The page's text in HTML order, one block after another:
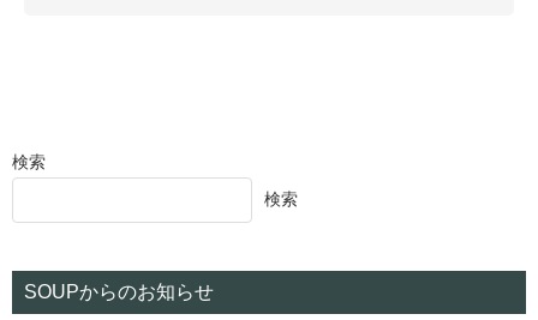
検索
検索
SOUPからのお知らせ